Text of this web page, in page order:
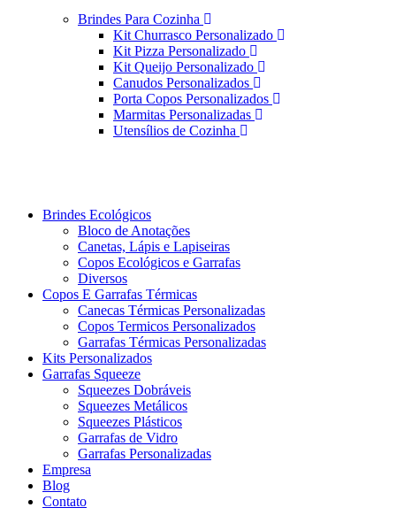
Brindes Para Cozinha
Kit Churrasco Personalizado
Kit Pizza Personalizado
Kit Queijo Personalizado
Canudos Personalizados
Porta Copos Personalizados
Marmitas Personalizadas
Utensílios de Cozinha
Brindes Ecológicos
Bloco de Anotações
Canetas, Lápis e Lapiseiras
Copos Ecológicos e Garrafas
Diversos
Copos E Garrafas Térmicas
Canecas Térmicas Personalizadas
Copos Termicos Personalizados
Garrafas Térmicas Personalizadas
Kits Personalizados
Garrafas Squeeze
Squeezes Dobráveis
Squeezes Metálicos
Squeezes Plásticos
Garrafas de Vidro
Garrafas Personalizadas
Empresa
Blog
Contato